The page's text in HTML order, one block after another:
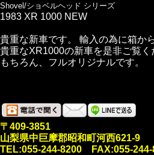
Shovel/ショベルヘッド シリーズ
1983 XR 1000 NEW
貴重な新車です。 輸入の為に箱か
貴重なXR1000の新車を是非ご覧く
もちろん、フルオリジナルです。
〒409-3851
山梨県中巨摩郡昭和町河西621-9
TEL:055-244-8200 FAX:055-244-